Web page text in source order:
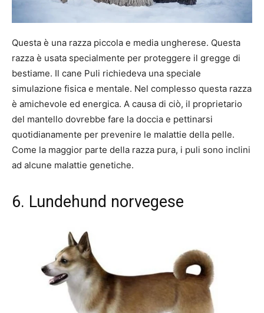
Questa è una razza piccola e media ungherese. Questa
razza è usata specialmente per proteggere il gregge di
bestiame. Il cane Puli richiedeva una speciale
simulazione fisica e mentale. Nel complesso questa razza
è amichevole ed energica. A causa di ciò, il proprietario
del mantello dovrebbe fare la doccia e pettinarsi
quotidianamente per prevenire le malattie della pelle.
Come la maggior parte della razza pura, i puli sono inclini
ad alcune malattie genetiche.
6. Lundehund norvegese